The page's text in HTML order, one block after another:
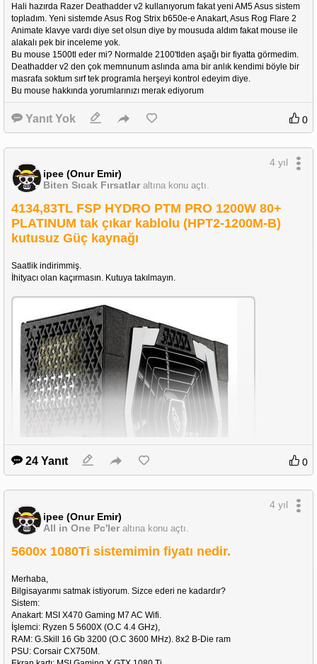
Hali hazırda Razer Deathadder v2 kullanıyorum fakat yeni AM5 Asus sistem
topladım. Yeni sistemde Asus Rog Strix b650e-e Anakart, Asus Rog Flare 2
Animate klavye vardı diye set olsun diye by mousuda aldım fakat mouse ile
alakalı pek bir inceleme yok.
Bu mouse 1500tl eder mi? Normalde 2100'tlden aşağı bir fiyatta görmedim.
Deathadder v2 den çok memnunum aslında ama bir anlık kendimi böyle bir
masrafa soktum sırf tek programla herşeyi kontrol edeyim diye.
Bu mouse hakkında yorumlarınızı merak ediyorum
Yanıt Yok 0
ipee (Onur Emir)
Biten Sıcak Fırsatlar altına konu açtı.
4 yıl
4134,83TL FSP HYDRO PTM PRO 1200W 80+
PLATINUM tak çıkar kablolu (HPT2-1200M-B)
kutusuz Güç kaynağı
Saatlik indirimmiş.
İhityacı olan kaçırmasın. Kutuya takılmayın.
FSP HYDRO PTM PRO 1200W 1200W 80+
kutusuz  Güç kaynağı - inventus
https://inventus.com.tr/mi_products/Product.aspx?PID=13
572
24 Yanıt 0
ipee (Onur Emir)
All in One Pc'ler altına konu açtı.
4 yıl
5600x 1080Ti sistemimin fiyatı nedir.
Merhaba,
Bilgisayarımı satmak istiyorum. Sizce ederi ne kadardır?
Sistem:
Anakart: MSI X470 Gaming M7 AC Wifi.
İşlemci: Ryzen 5 5600X (O.C 4.4 GHz),
RAM: G.Skill 16 Gb 3200 (O.C 3600 MHz). 8x2 B-Die ram
PSU: Corsair CX750M.